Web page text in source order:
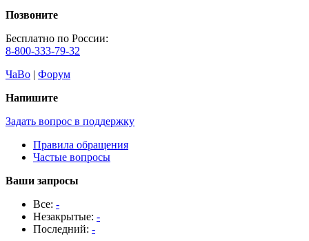
Позвоните
Бесплатно по России:
8-800-333-79-32
ЧаВо | Форум
Напишите
Задать вопрос в поддержку
Правила обращения
Частые вопросы
Ваши запросы
Все: -
Незакрытые: -
Последний: -